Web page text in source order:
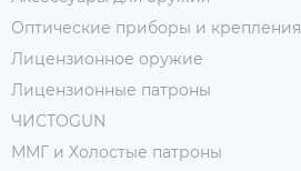
Оптические приборы и крепления
Лицензионное оружие
Лицензионные патроны
ЧИСТОGUN
ММГ и Холостые патроны